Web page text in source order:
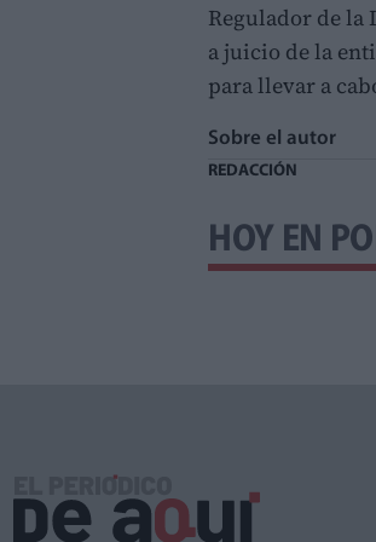
Regulador de la
a juicio de la
para llevar a
Sobre el autor
REDACCIÓN
HOY EN